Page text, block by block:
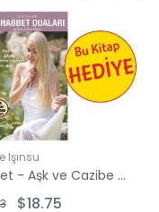
Işınsu
Kısmet - Aşk ve Cazibe Akademisi Seti - 2 Kitap Takım - Hediye: Muhabbet Duaları
$18.75